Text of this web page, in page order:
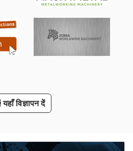
यहाँ विज्ञापन दें